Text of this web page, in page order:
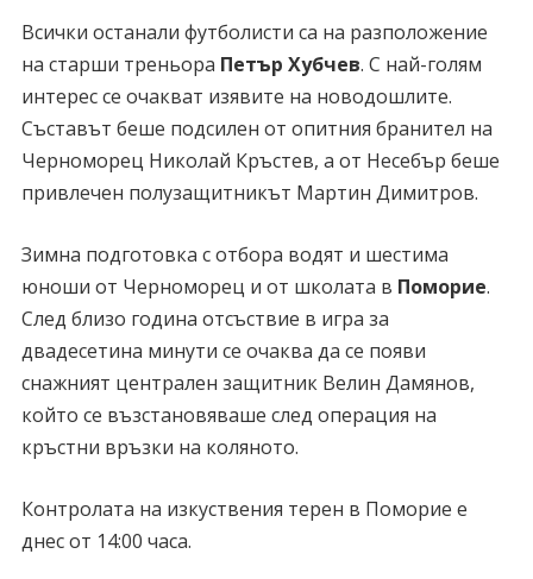
Всички останали футболисти са на разположение
на старши треньора Петър Хубчев. С най-голям
интерес се очакват изявите на новодошлите.
Съставът беше подсилен от опитния бранител на
Черноморец Николай Кръстев, а от Несебър беше
привлечен полузащитникът Мартин Димитров.
Зимна подготовка с отбора водят и шестима
юноши от Черноморец и от школата в Поморие.
След близо година отсъствие в игра за
двадесетина минути се очаква да се появи
снажният централен защитник Велин Дамянов,
който се възстановяваше след операция на
кръстни връзки на коляното.
Контролата на изкуствения терен в Поморие е
днес от 14:00 часа.